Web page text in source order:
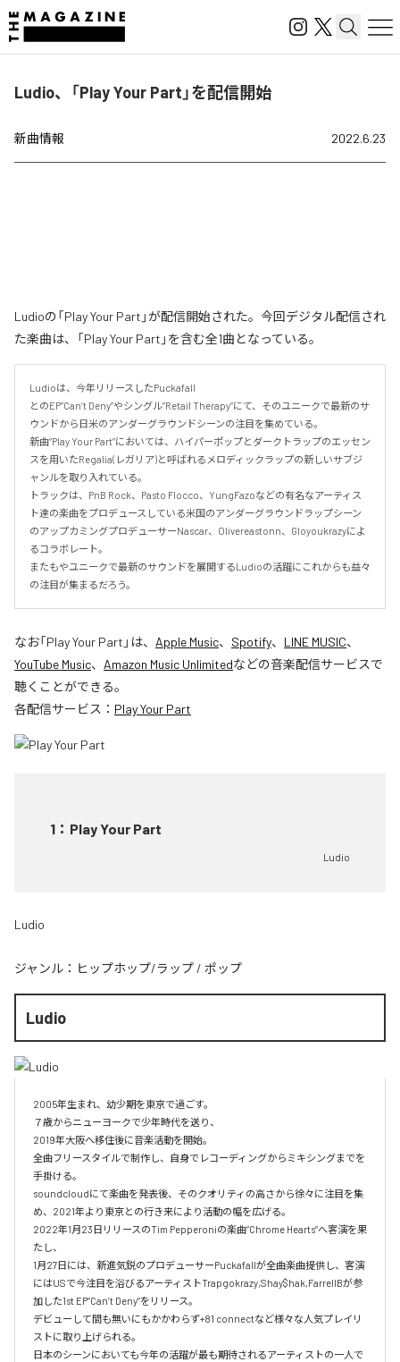
Ludio、「Play Your Part」を配信開始
新曲情報 2022.6.23
Ludioの「Play Your Part」が配信開始された。今回デジタル配信され
た楽曲は、「Play Your Part」を含む全1曲となっている。
Ludioは、今年リリースしたPuckafall
とのEP”Can’t Deny”やシングル”Retail Therapy”にて、そのユニークで最新のサ
ウンドから日米のアンダーグラウンドシーンの注目を集めている。
新曲”Play Your Part”においては、ハイパーポップとダークトラップのエッセン
スを用いたRegalia(レガリア)と呼ばれるメロディックラップの新しいサブジ
ャンルを取り入れている。
トラックは、PnB Rock、Pasto Flocco、YungFazoなどの有名なアーティス
ト達の楽曲をプロデュースしている米国のアンダーグラウンドラップシーン
のアップカミングプロデューサーNascar、Olivereastonn、Gloyoukrazyによ
るコラボレート。
またもやユニークで最新のサウンドを展開するLudioの活躍にこれからも益々
の注目が集まるだろう。
なお「Play Your Part 」は、 Apple Music、 Spotify、 LINE MUSIC、
YouTube Music、 Amazon Music Unlimitedなどの音楽配信サービスで
聴くことができる。
各配信サービス： Play Your Part
1 ： Play Your Part
Ludio
Ludio
ジャンル： ヒップホップ/ラップ / ポップ
Ludio
2005年生まれ、幼少期を東京で過ごす。
７歳からニューヨークで少年時代を送り、
2019年大阪へ移住後に音楽活動を開始。
全曲フリースタイルで制作し、自身でレコーディングからミキシングまでを
手掛ける。
soundcloudにて楽曲を発表後、そのクオリティの高さから徐々に注目を集
め、2021年より東京との行き来により活動の幅を広げる。
2022年1月23日リリースのTim Pepperoniの楽曲”Chrome Hearts”へ客演を果
たし、
1月27日には、新進気鋭のプロデューサーPuckafallが全曲楽曲提供し、客演
にはUSで今注目を浴びるアーティストTrapgokrazy,Shay$hak,FarrellBが参
加した1st EP”Can’t Deny”をリリース。
デビューして間も無いにもかかわらず+81 connectなど様々な人気プレイリ
ストに取り上げられる。
日本のシーンにおいても今年の活躍が最も期待されるアーティストの一人で